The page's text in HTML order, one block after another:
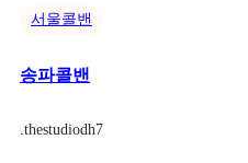
서울콜밴
송파콜밴
.thestudiodh7